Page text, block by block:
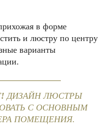
в форме
и люстру по центру
варианты
ДИЗАЙН ЛЮСТРЫ
С ОСНОВНЫМ
ПОМЕЩЕНИЯ.